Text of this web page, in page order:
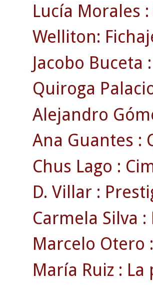
Lucía Morales
Welliton:
Jacobo
Quiroga
Alejandro
Ana Guantes :
Chus Lago :
D. Villar :
Carmela Silva :
Marcelo Otero
María Ruiz :